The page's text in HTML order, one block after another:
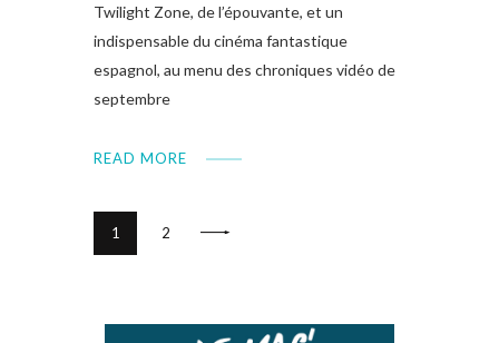
Twilight Zone, de l’épouvante, et un
indispensable du cinéma fantastique
espagnol, au menu des chroniques vidéo de
septembre
READ MORE
1 2